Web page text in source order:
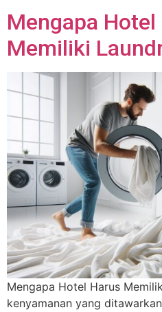
Mengapa Hotel
Memiliki
Mengapa Hotel Harus
kenyamanan yang